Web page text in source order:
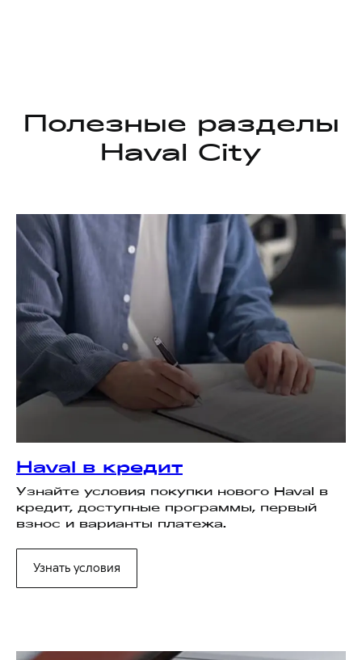
Полезные разделы
Haval City
Haval в кредит
Узнайте условия покупки нового Haval в
кредит, доступные программы, первый
взнос и варианты платежа.
Узнать условия